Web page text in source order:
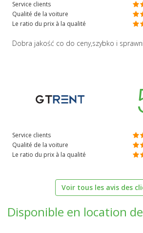
Service clients
Qualité de la voiture
Le ratio du prix à la qualité
Dobra jakość co do ceny,szybko i
Service clients
Qualité de la voiture
Le ratio du prix à la qualité
Voir tous les avis des
Disponible en location